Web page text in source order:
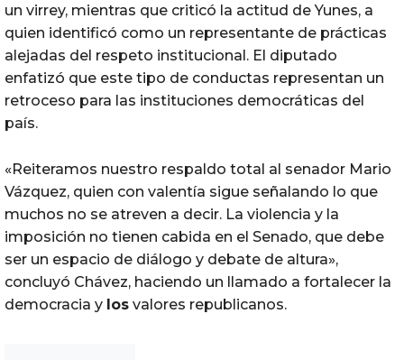
un virrey, mientras que criticó la actitud de Yunes, a
quien identificó como un representante de prácticas
alejadas del respeto institucional. El diputado
enfatizó que este tipo de conductas representan un
retroceso para las instituciones democráticas del
país.
«Reiteramos nuestro respaldo total al senador Mario
Vázquez, quien con valentía sigue señalando lo que
muchos no se atreven a decir. La violencia y la
imposición no tienen cabida en el Senado, que debe
ser un espacio de diálogo y debate de altura»,
concluyó Chávez, haciendo un llamado a fortalecer la
democracia y los valores republicanos.